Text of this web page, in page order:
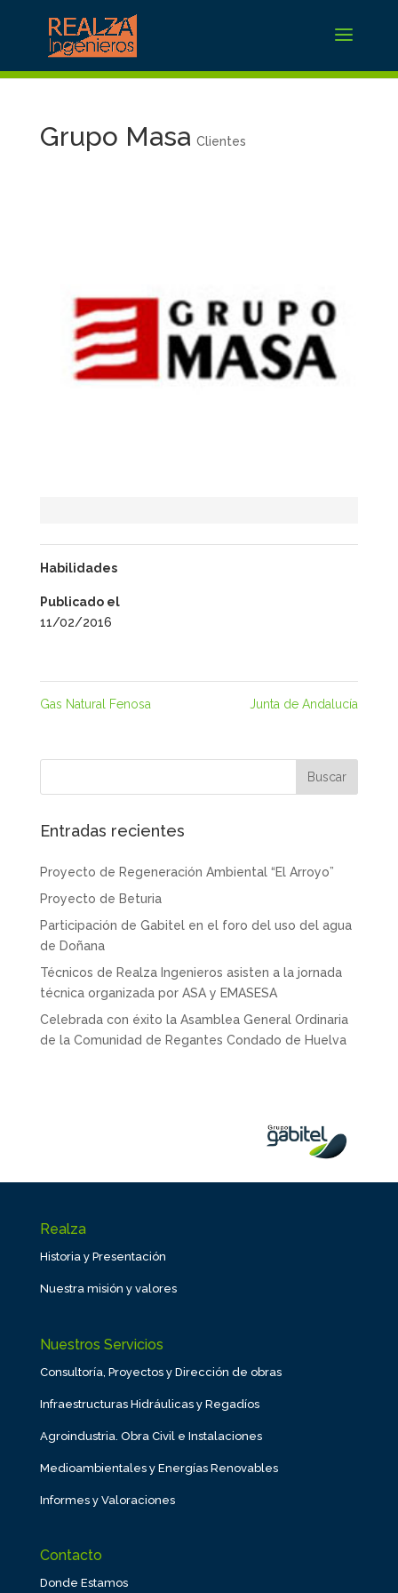
Grupo Masa Clientes
Habilidades
Publicado el
11/02/2016
Gas Natural Fenosa Junta de Andalucía
Entradas recientes
Proyecto de Regeneración Ambiental “El Arroyo”
Proyecto de Beturia
Participación de Gabitel en el foro del uso del agua
de Doñana
Técnicos de Realza Ingenieros asisten a la jornada
técnica organizada por ASA y EMASESA
Celebrada con éxito la Asamblea General Ordinaria
de la Comunidad de Regantes Condado de Huelva
Realza
Historia y Presentación
Nuestra misión y valores
Nuestros Servicios
Consultoría, Proyectos y Dirección de obras
Infraestructuras Hidráulicas y Regadíos
Agroindustria. Obra Civil e Instalaciones
Medioambientales y Energías Renovables
Informes y Valoraciones
Contacto
Donde Estamos